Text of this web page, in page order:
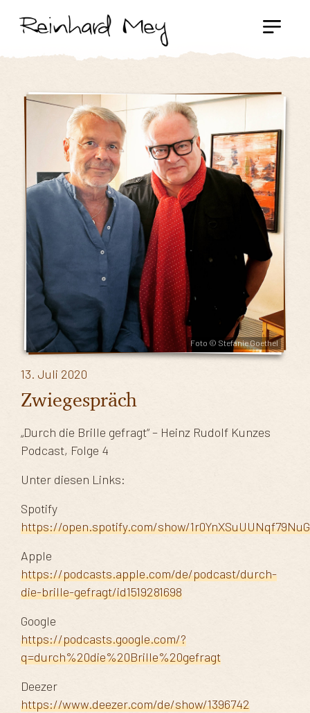
13. Juli 2020
Zwiegespräch
„Durch die Brille gefragt“ – Heinz Rudolf Kunzes
Podcast, Folge 4
Unter diesen Links:
Spotify
https://open.spotify.com/show/
Apple
https://podcasts.apple.com/de/podcast/durch-
die-brille-gefragt/id1519281698
Google
https://podcasts.google.com/?
q=durch%20die%20Brille%20gefragt
Deezer
https://www.deezer.com/de/show/1396742
Foto © Stefanie Goethel